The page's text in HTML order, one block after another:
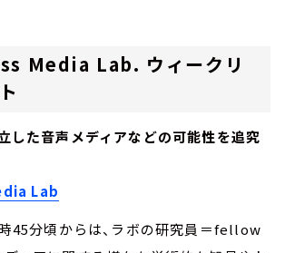
Media Lab. ウィークリ
した音声メディアなどの可能性を追究
Lab
45分頃からは、ラボの研究員＝fellow